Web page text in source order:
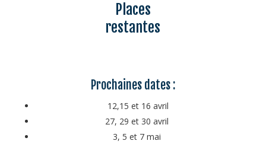
Places
restantes
Prochaines dates :
12,15 et 16 avril
27, 29 et 30 avril
3, 5 et 7 mai